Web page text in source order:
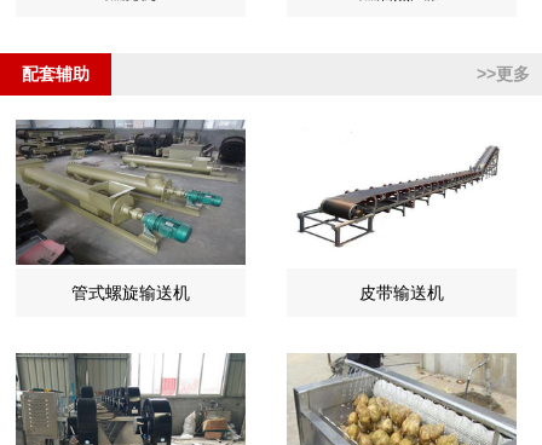
配套辅助 >>更多
管式螺旋输送机 皮带输送机